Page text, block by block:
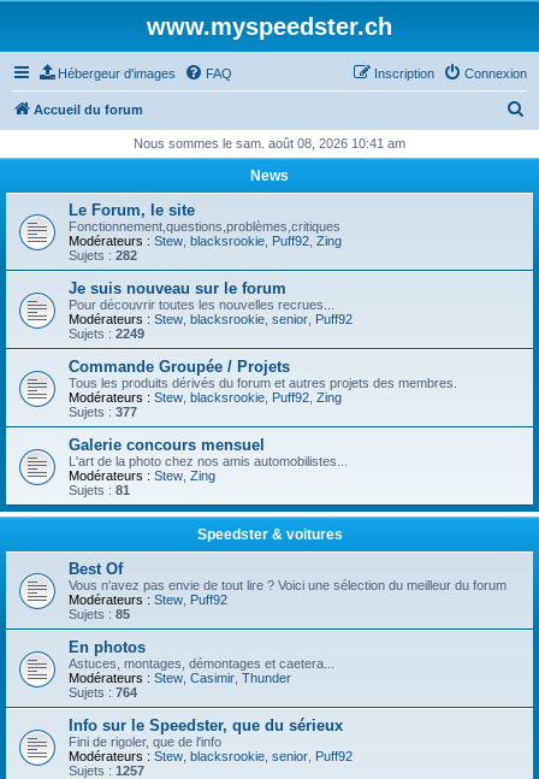
www.myspeedster.ch
Hébergeur d'images FAQ Connexion
Inscription
Accueil du forum
h
Nous sommes le sam. août 08, 2026 10:41 am
News
Le Forum, le site
Fonctionnement,questions,problèmes,critiques
Modérateurs : Stew blacksrookie Puff92 Zing
Sujets : 282
Je suis nouveau sur le forum
Pour découvrir toutes les nouvelles recrues...
Modérateurs : Stew blacksrookie senior Puff92
Sujets : 2249
Commande Groupée / Projets
Tous les produits dérivés du forum et autres projets des membres.
Modérateurs : Stew blacksrookie Puff92 Zing
Sujets : 377
Galerie concours mensuel
L'art de la photo chez nos amis automobilistes...
Modérateurs : Stew Zing
Sujets : 81
Speedster & voitures
Best Of
Vous n'avez pas envie de tout lire ? Voici une sélection du meilleur du forum
Modérateurs : Stew Puff92
Sujets : 85
En photos
Astuces, montages, démontages et caetera...
Modérateurs : Stew Casimir Thunder
Sujets : 764
Info sur le Speedster, que du sérieux
Fini de rigoler, que de l'info
Modérateurs : Stew blacksrookie senior Puff92
Sujets : 1257